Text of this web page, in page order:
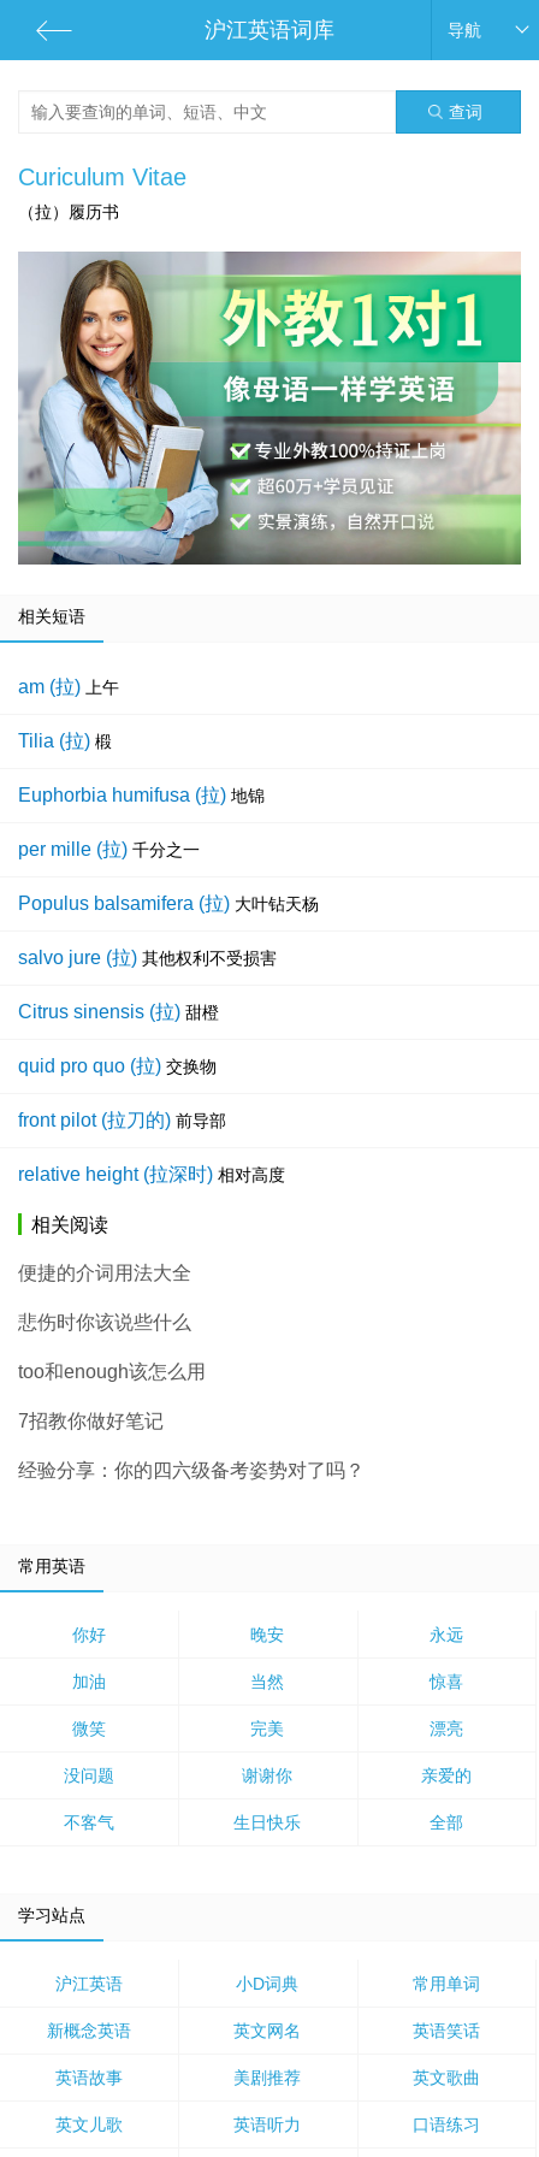
沪江英语词库 导航
查词
Curiculum Vitae
（拉）履历书
相关短语
am (拉) 上午
Tilia (拉) 椴
Euphorbia humifusa (拉) 地锦
per mille (拉) 千分之一
Populus balsamifera (拉) 大叶钻天杨
salvo jure (拉) 其他权利不受损害
Citrus sinensis (拉) 甜橙
quid pro quo (拉) 交换物
front pilot (拉刀的) 前导部
relative height (拉深时) 相对高度
相关阅读
便捷的介词用法大全
悲伤时你该说些什么
too和enough该怎么用
7招教你做好笔记
经验分享：你的四六级备考姿势对了吗？
常用英语
你好 晚安 永远
加油 当然 惊喜
微笑 完美 漂亮
没问题 谢谢你 亲爱的
不客气 生日快乐 全部
学习站点
沪江英语 小D词典 常用单词
新概念英语 英文网名 英语笑话
英语故事 美剧推荐 英文歌曲
英文儿歌 英语听力 口语练习